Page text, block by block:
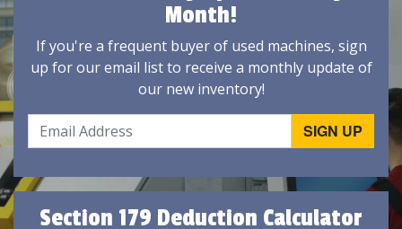
Month!
If you're a frequent buyer of used machines, sign
up for our email list to receive a monthly update of
our new inventory!
Section 179 Deduction Calculator